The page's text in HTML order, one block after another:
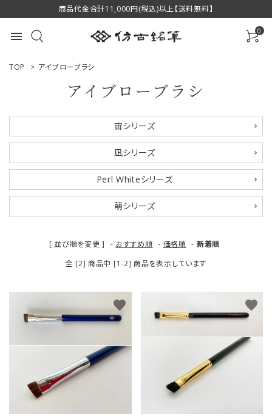
商品代金合計11,000円(税込)以上【送料無料】
menu 0
ACCOUNT MENU
ログイン 新規会員登録
商品一覧
私たちについて
ご利用ガイド
プライバシーポリシー
特定商取引法について
お問い合わせ
TOP > アイブローブラシ
アイブローブラシ
宙シリーズ
凪シリーズ
Perl Whiteシリーズ
萌シリーズ
[ 並び順を変更 ] - おすすめ順 - 価格順 - 新着順
全 [2] 商品中 [1-2] 商品を表示しています
favorite favorite